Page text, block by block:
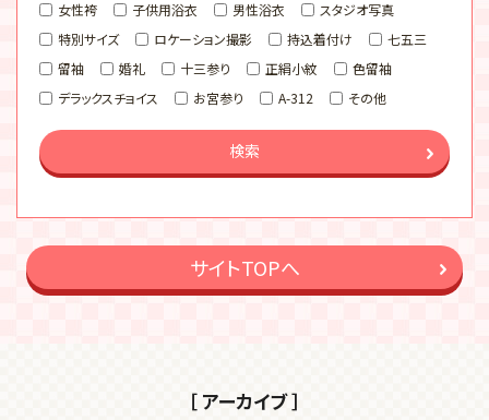
女性袴
子供用浴衣 男性浴衣
スタジオ写真
特別サイズ
ロケーション撮影 持込着付け
七五三
留袖
婚礼 十三参り 正絹小紋
色留袖
デラックスチョイス
お宮参り A-312 その他
検索
サイトTOPへ
［ アーカイブ ］